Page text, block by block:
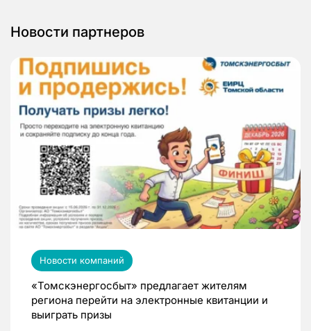
Новости партнеров
Новости компаний
«Томскэнергосбыт» предлагает жителям
региона перейти на электронные квитанции и
выиграть призы